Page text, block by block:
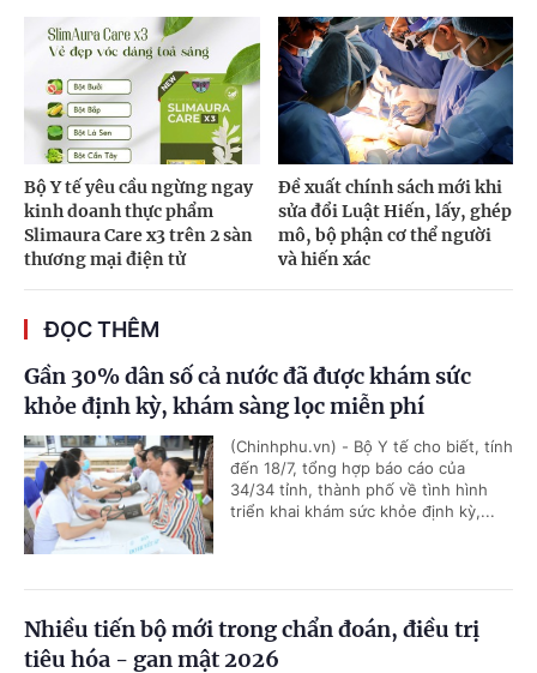
Bộ Y tế yêu cầu ngừng ngay
kinh doanh thực phẩm
Slimaura Care x3 trên 2 sàn
thương mại điện tử
Đề xuất chính sách mới khi
sửa đổi Luật Hiến, lấy, ghép
mô, bộ phận cơ thể người
và hiến xác
ĐỌC THÊM
Gần 30% dân số cả nước đã được khám sức
khỏe định kỳ, khám sàng lọc miễn phí
(Chinhphu.vn) - Bộ Y tế cho biết, tính
đến 18/7, tổng hợp báo cáo của
34/34 tỉnh, thành phố về tình hình
triển khai khám sức khỏe định kỳ,...
Nhiều tiến bộ mới trong chẩn đoán, điều trị
tiêu hóa - gan mật 2026